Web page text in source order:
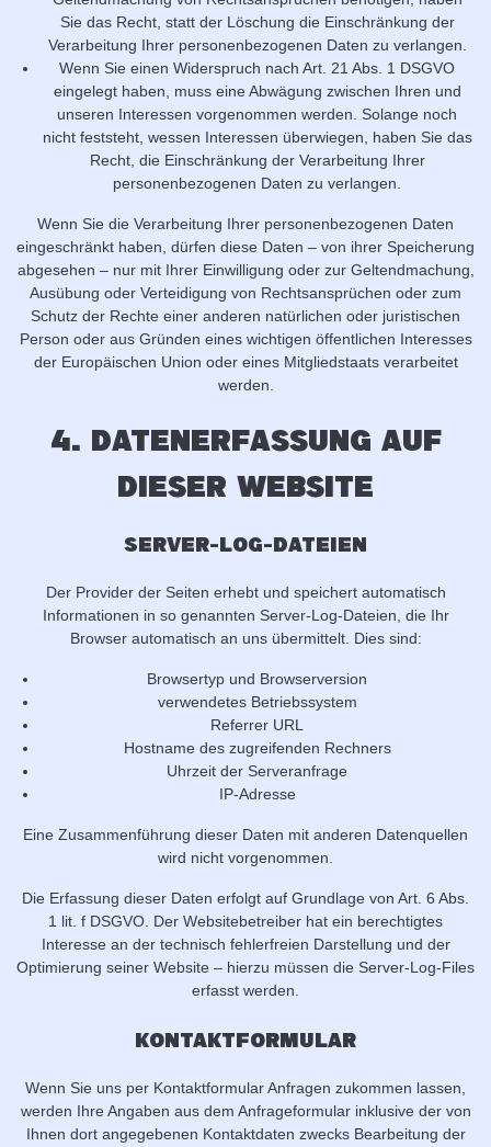
Sie das Recht, statt der Löschung die Einschränkung der
Verarbeitung Ihrer personenbezogenen Daten zu verlangen.
Wenn Sie einen Widerspruch nach Art. 21 Abs. 1 DSGVO
eingelegt haben, muss eine Abwägung zwischen Ihren und
unseren Interessen vorgenommen werden. Solange noch
nicht feststeht, wessen Interessen überwiegen, haben Sie das
Recht, die Einschränkung der Verarbeitung Ihrer
personenbezogenen Daten zu verlangen.
Wenn Sie die Verarbeitung Ihrer personenbezogenen Daten
eingeschränkt haben, dürfen diese Daten – von ihrer Speicherung
abgesehen – nur mit Ihrer Einwilligung oder zur Geltendmachung,
Ausübung oder Verteidigung von Rechtsansprüchen oder zum
Schutz der Rechte einer anderen natürlichen oder juristischen
Person oder aus Gründen eines wichtigen öffentlichen Interesses
der Europäischen Union oder eines Mitgliedstaats verarbeitet
werden.
4. Datenerfassung auf
dieser Website
Server-Log-Dateien
Der Provider der Seiten erhebt und speichert automatisch
Informationen in so genannten Server-Log-Dateien, die Ihr
Browser automatisch an uns übermittelt. Dies sind:
Browsertyp und Browserversion
verwendetes Betriebssystem
Referrer URL
Hostname des zugreifenden Rechners
Uhrzeit der Serveranfrage
IP-Adresse
Eine Zusammenführung dieser Daten mit anderen Datenquellen
wird nicht vorgenommen.
Die Erfassung dieser Daten erfolgt auf Grundlage von Art. 6 Abs.
1 lit. f DSGVO. Der Websitebetreiber hat ein berechtigtes
Interesse an der technisch fehlerfreien Darstellung und der
Optimierung seiner Website – hierzu müssen die Server-Log-Files
erfasst werden.
Kontaktformular
Wenn Sie uns per Kontaktformular Anfragen zukommen lassen,
werden Ihre Angaben aus dem Anfrageformular inklusive der von
Ihnen dort angegebenen Kontaktdaten zwecks Bearbeitung der